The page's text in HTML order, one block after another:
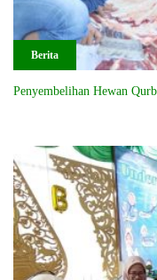
Berita
Penyembelihan Hewan